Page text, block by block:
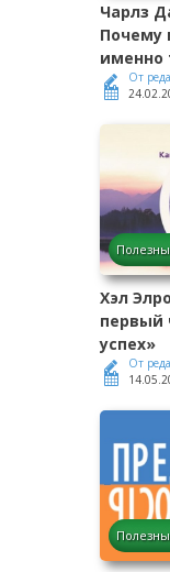
Чарлз
Почему
именно
От
Хэл
первый
успех»
От